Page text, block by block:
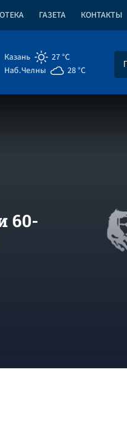
ГАЗЕТА КОНТАКТЫ
Казань
27 °C
Наб.Челны
28 °C
60-